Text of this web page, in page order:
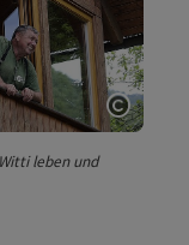
leben und